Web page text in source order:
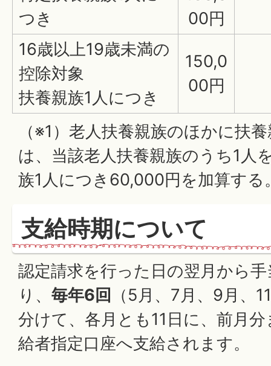
つき
00円
16歳以上19歳未満の
控除対象
扶養親族1人につき
150,0
00円
（※1）老人扶養親族のほかに扶
は、当該老人扶養親族のうち1人
族1人につき60,000円を加算する
支給時期について
認定請求を行った日の翌月から
り、 毎年6回
（5月、7月、9月、
分けて、各月とも11日に、前月
給者指定口座へ支給されます。